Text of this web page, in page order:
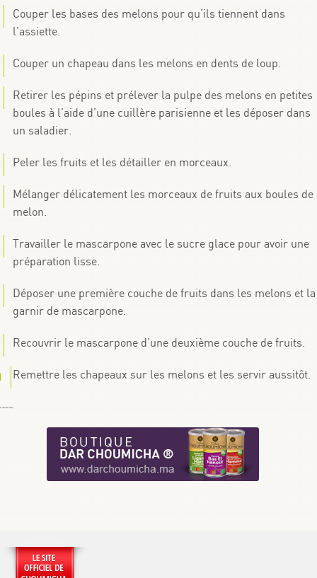
Couper les bases des melons pour qu’ils tiennent dans
l’assiette.
Couper un chapeau dans les melons en dents de loup.
Retirer les pépins et prélever la pulpe des melons en petites
boules à l’aide d’une cuillère parisienne et les déposer dans
un saladier.
Peler les fruits et les détailler en morceaux.
Mélanger délicatement les morceaux de fruits aux boules de
melon.
Travailler le mascarpone avec le sucre glace pour avoir une
préparation lisse.
Déposer une première couche de fruits dans les melons et la
garnir de mascarpone.
Recouvrir le mascarpone d’une deuxième couche de fruits.
Remettre les chapeaux sur les melons et les servir aussitôt.